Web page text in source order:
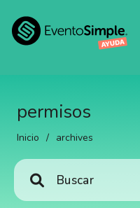
permisos
Inicio / archives